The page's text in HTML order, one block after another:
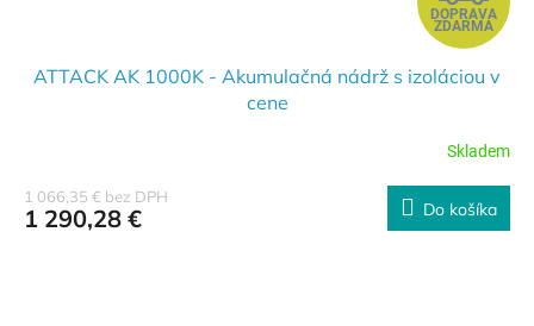
A
D
A
R
M
DOPRAVA
ZDARMA
ATTACK AK 1000K - Akumulačná nádrž s izoláciou v
cene
Skladem
1 066,35 € bez DPH
1 290,28 € Do košíka